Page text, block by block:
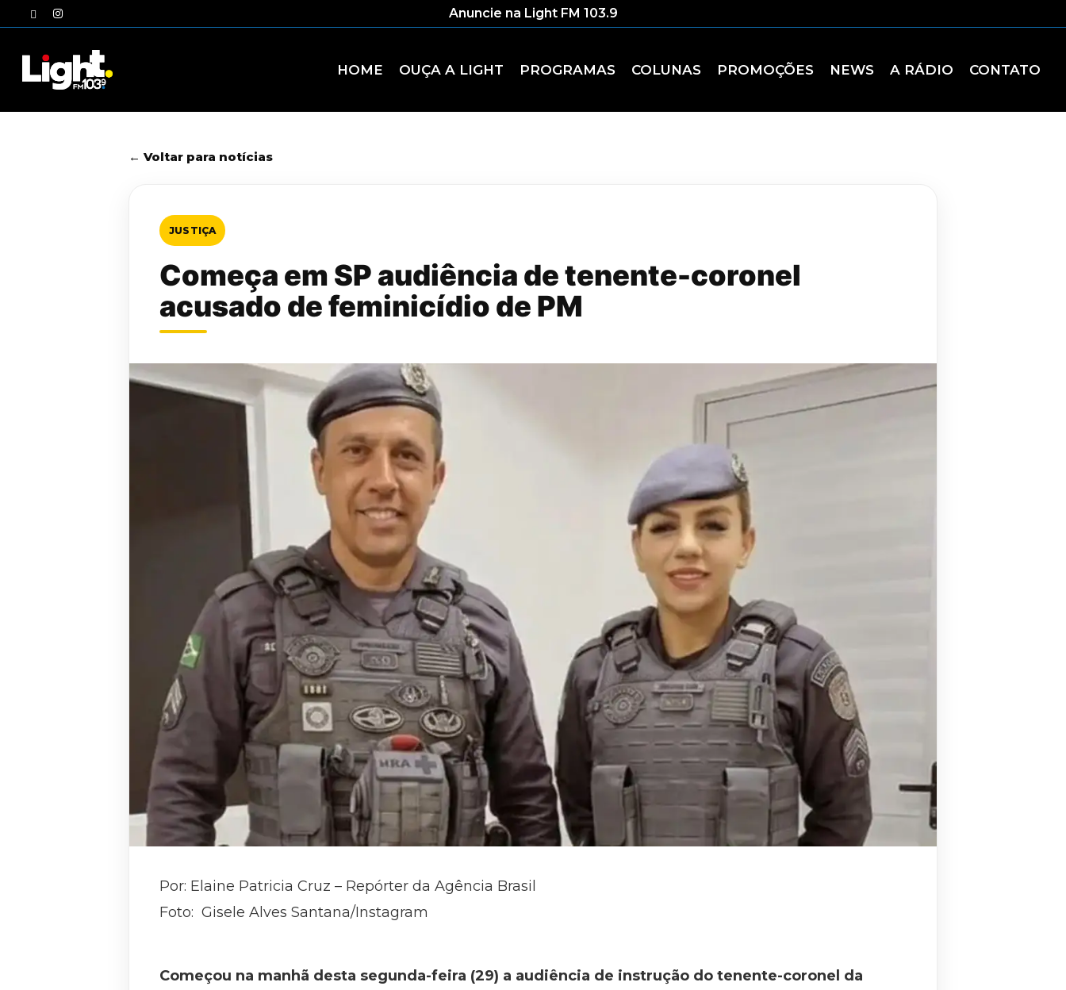
to
twitterinstagram Anuncie na Light FM 103.9
HOME OUÇA A LIGHT PROGRAMAS COLUNAS PROMOÇÕES NEWS A RÁDIO CONTATO
← Voltar para notícias
JUSTIÇA
Começa em SP audiência de tenente-coronel
acusado de feminicídio de PM
Por: Elaine Patricia Cruz – Repórter da Agência Brasil
Foto: Gisele Alves Santana/Instagram
Começou na manhã desta segunda-feira (29) a audiência de instrução do tenente-coronel da